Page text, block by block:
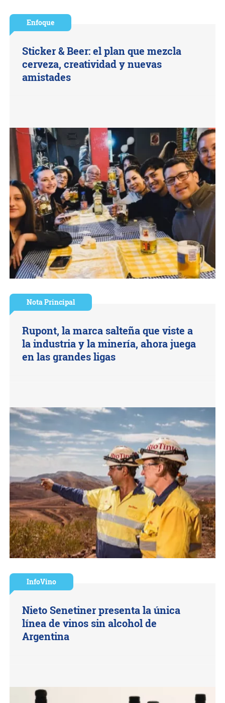
Enfoque
Sticker & Beer: el plan que mezcla
cerveza, creatividad y nuevas
amistades
Nota Principal
Rupont, la marca salteña que viste a
la industria y la minería, ahora juega
en las grandes ligas
InfoVino
Nieto Senetiner presenta la única
línea de vinos sin alcohol de
Argentina